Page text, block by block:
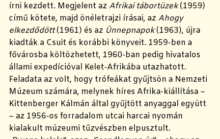
írni kezdett. Megjelent az Afrikai tábortüzek(1959)
című kötete, majd önéletrajzi írásai, az Ahogy
elkezdődött(1961) és az Ünnepnapok(1963), újra
kiadták a Csuit és korábbi könyveit. 1959-ben a
fővárosba költözhetett, 1960-ban pedig hivatalos
állami expedícióval Kelet-Afrikába utazhatott.
Feladata az volt, hogy trófeákat gyűjtsön a Nemzeti
Múzeum számára, melynek híres Afrika-kiállítása –
Kittenberger Kálmán által gyűjtött anyaggal együtt
– az 1956-os forradalom utcai harcai nyomán
kialakult múzeumi tűzvészben elpusztult.